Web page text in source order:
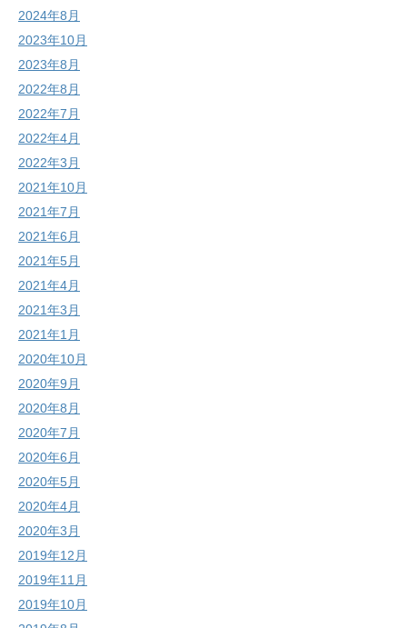
2024年8月
2023年10月
2023年8月
2022年8月
2022年7月
2022年4月
2022年3月
2021年10月
2021年7月
2021年6月
2021年5月
2021年4月
2021年3月
2021年1月
2020年10月
2020年9月
2020年8月
2020年7月
2020年6月
2020年5月
2020年4月
2020年3月
2019年12月
2019年11月
2019年10月